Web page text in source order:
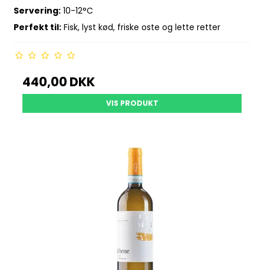
Servering: 10-12°C
Perfekt til: Fisk, lyst kød, friske oste og lette retter
440,00 DKK
VIS PRODUKT